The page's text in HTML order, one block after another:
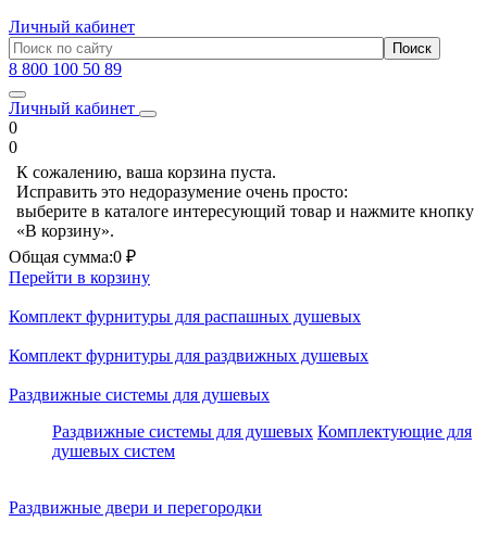
Личный кабинет
8 800 100 50 89
Личный кабинет
0
0
К сожалению, ваша корзина пуста.
Исправить это недоразумение очень просто:
выберите в каталоге интересующий товар и нажмите кнопку
«В корзину».
Общая сумма:0 ₽
Перейти в корзину
Комплект фурнитуры для распашных душевых
Комплект фурнитуры для раздвижных душевых
Раздвижные системы для душевых
Раздвижные системы для душевых Комплектующие для
душевых систем
Раздвижные двери и перегородки